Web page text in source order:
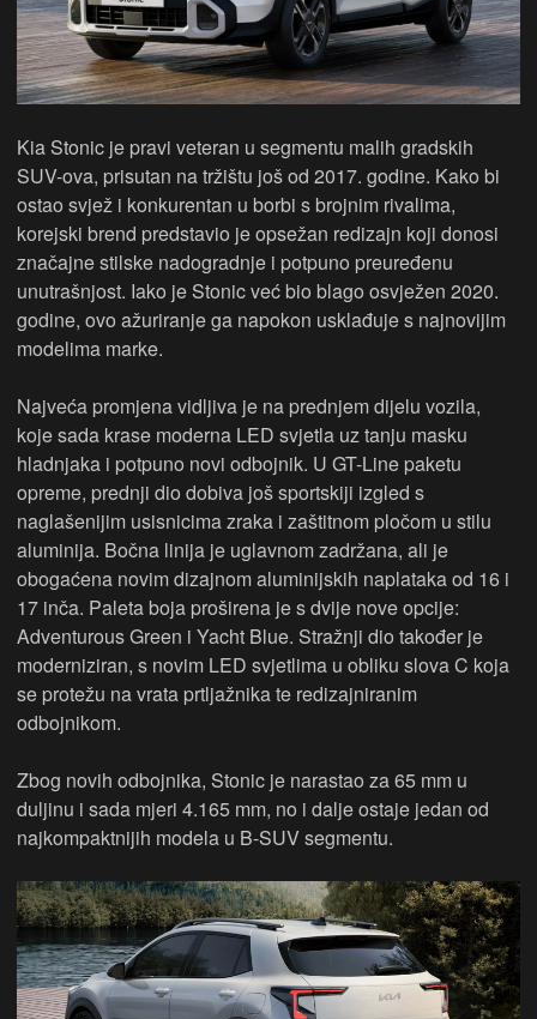
Kia Stonic je pravi veteran u segmentu malih gradskih
SUV-ova, prisutan na tržištu još od 2017. godine. Kako bi
ostao svjež i konkurentan u borbi s brojnim rivalima,
korejski brend predstavio je opsežan redizajn koji donosi
značajne stilske nadogradnje i potpuno preuređenu
unutrašnjost. Iako je Stonic već bio blago osvježen 2020.
godine, ovo ažuriranje ga napokon usklađuje s najnovijim
modelima marke.
Najveća promjena vidljiva je na prednjem dijelu vozila,
koje sada krase moderna LED svjetla uz tanju masku
hladnjaka i potpuno novi odbojnik. U GT-Line paketu
opreme, prednji dio dobiva još sportskiji izgled s
naglašenijim usisnicima zraka i zaštitnom pločom u stilu
aluminija. Bočna linija je uglavnom zadržana, ali je
obogaćena novim dizajnom aluminijskih naplataka od 16 i
17 inča. Paleta boja proširena je s dvije nove opcije:
Adventurous Green i Yacht Blue. Stražnji dio također je
moderniziran, s novim LED svjetlima u obliku slova C koja
se protežu na vrata prtljažnika te redizajniranim
odbojnikom.
Zbog novih odbojnika, Stonic je narastao za 65 mm u
duljinu i sada mjeri 4.165 mm, no i dalje ostaje jedan od
najkompaktnijih modela u B-SUV segmentu.